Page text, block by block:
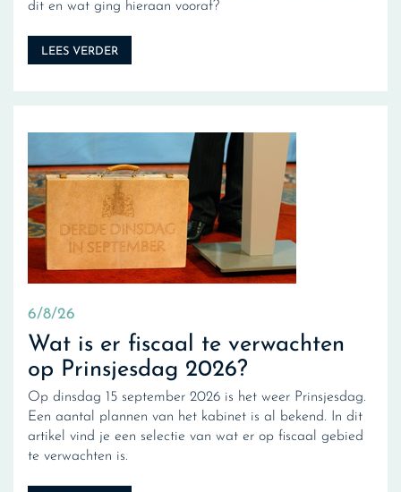
dit en wat ging hieraan vooraf?
LEES VERDER
6/8/26
Wat is er fiscaal te verwachten
op Prinsjesdag 2026?
Op dinsdag 15 september 2026 is het weer Prinsjesdag.
Een aantal plannen van het kabinet is al bekend. In dit
artikel vind je een selectie van wat er op fiscaal gebied
te verwachten is.